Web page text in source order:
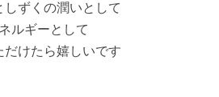
しずくの潤いとして
ルギーとして
だけたら嬉しいです